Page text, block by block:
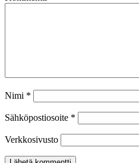
Nimi *
Sähköpostiosoite *
Verkkosivusto